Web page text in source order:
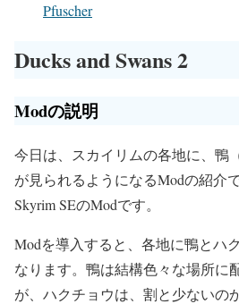
Pfuscher
Ducks and Swans 2
Modの説明
今日は、スカイリムの各地に、鴨
が見られるようになるModの紹介
Skyrim SEのModです。
Modを導入すると、各地に鴨とハ
なります。鴨は結構色々な場所に
が、ハクチョウは、割と少ないの